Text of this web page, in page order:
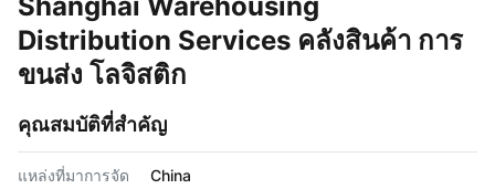
Distribution Services คลังสินค้า การ
ขนส่ง โลจิสติก
คุณสมบัติที่สำคัญ
แหล่งที่มาการจัด
China